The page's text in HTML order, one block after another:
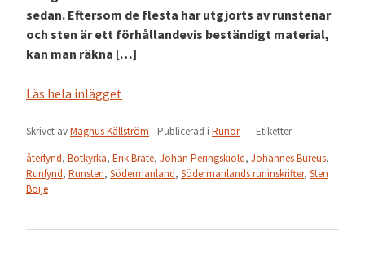
sedan. Eftersom de flesta har utgjorts av runstenar
och sten är ett förhållandevis beständigt material,
kan man räkna […]
Läs hela inlägget
Skrivet avMagnus Källström - Publicerad i Runor
- Etiketter
återfynd, Botkyrka, Erik Brate, Johan Peringskiöld, Johannes Bureus,
Runfynd, Runsten, Södermanland, Södermanlands runinskrifter, Sten
Boije